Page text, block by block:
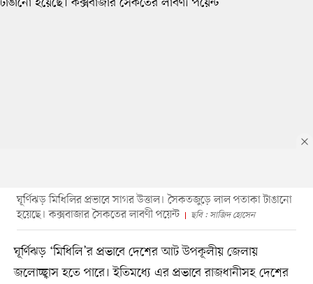
ঘূর্ণিঝড় মিধিলির প্রভাবে সাগর উত্তাল। সৈকতজুড়ে লাল পতাকা টাঙানো
হয়েছে। কক্সবাজার সৈকতের লাবণী পয়েন্ট
ছবি : সাজিদ হোসেন
ঘূর্ণিঝড় ‘মিধিলি’র প্রভাবে দেশের আট উপকূলীয় জেলায়
জলোচ্ছ্বাস হতে পারে। ইতিমধ্যে এর প্রভাবে রাজধানীসহ দেশের